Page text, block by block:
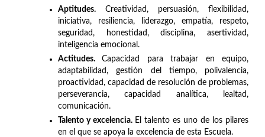
Aptitudes. Creatividad, persuasión, flexibilidad,
iniciativa, resiliencia, liderazgo, empatía, respeto,
seguridad, honestidad, disciplina, asertividad,
inteligencia emocional.
Actitudes.Capacidad para trabajar en equipo,
adaptabilidad, gestión del tiempo, polivalencia,
proactividad, capacidad de resolución de problemas,
perseverancia, capacidad analítica, lealtad,
comunicación.
Talento y excelencia. El talento es uno de los pilares
en el que se apoya la excelencia de esta Escuela.